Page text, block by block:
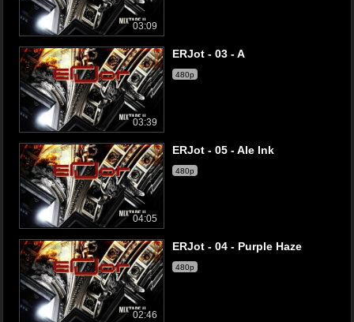
03:09
03:39
ERJot - 03 - A
480p
04:05
ERJot - 05 - Ale Ink
480p
02:46
ERJot - 04 - Purple Haze
480p